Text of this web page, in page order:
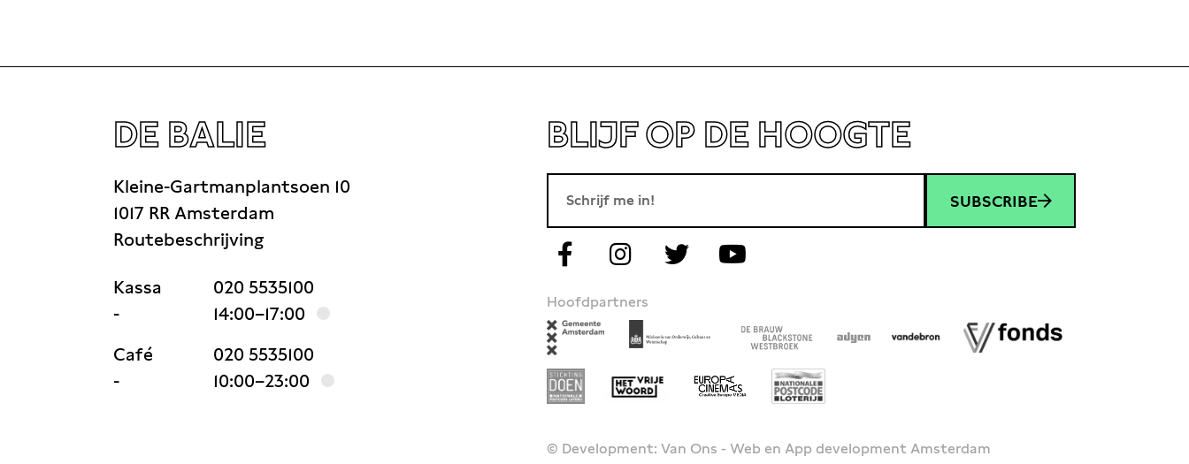
DE BALIE
Kleine-Gartmanplantsoen 10
1017 RR Amsterdam
Routebeschrijving
Kassa
020 5535100
-
14:00–17:00
Café
020 5535100
-
10:00–23:00
BLIJF OP DE HOOGTE
SUBSCRIBE
Hoofdpartners
© Development: Van Ons - Web en App development Amsterdam